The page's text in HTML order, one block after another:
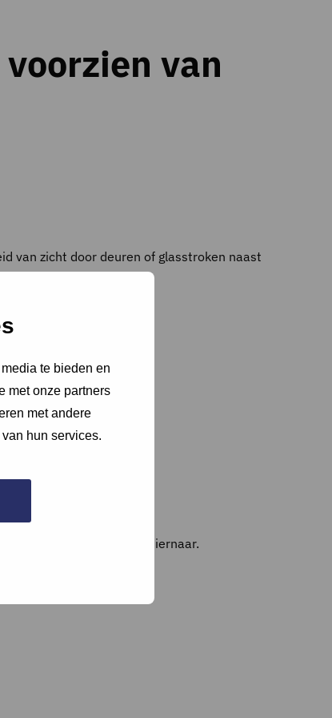
te bieden en
met onze partners
met andere
hun services.
van
van zicht door deuren of glasstroken naast
of verwijs hiernaar.